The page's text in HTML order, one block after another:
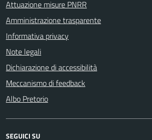
Attuazione misure PNRR
Amministrazione trasparente
Informativa privacy
Note legali
Dichiarazione di accessibilità
Meccanismo di feedback
Albo Pretorio
SEGUICI SU